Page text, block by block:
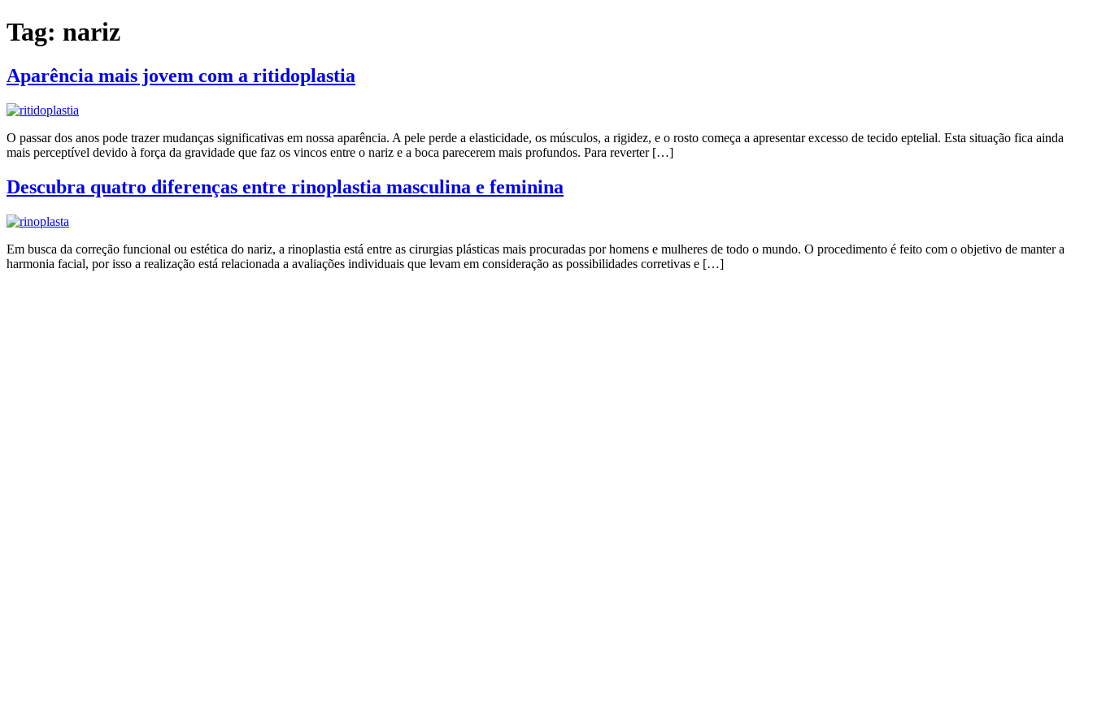
Ir
para
conteúdo
Tag: nariz
Aparência mais jovem com a ritidoplastia
O passar dos anos pode trazer mudanças significativas em nossa aparência. A pele perde a elasticidade, os músculos, a rigidez, e o rosto começa a apresentar excesso de tecido eptelial. Esta situação fica ainda
mais perceptível devido à força da gravidade que faz os vincos entre o nariz e a boca parecerem mais profundos. Para reverter […]
Descubra quatro diferenças entre rinoplastia masculina e feminina
Em busca da correção funcional ou estética do nariz, a rinoplastia está entre as cirurgias plásticas mais procuradas por homens e mulheres de todo o mundo. O procedimento é feito com o objetivo de manter a
harmonia facial, por isso a realização está relacionada a avaliações individuais que levam em consideração as possibilidades corretivas e […]